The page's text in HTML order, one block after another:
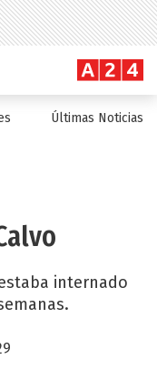
Últimas Noticias
internado